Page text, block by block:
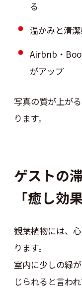
る
温かみと清
Airbnb・
がアップ
写真の質が上が
ります。
ゲストの
「癒し効果
観葉植物には、
ります。
室内に少しの緑
じられると言われ